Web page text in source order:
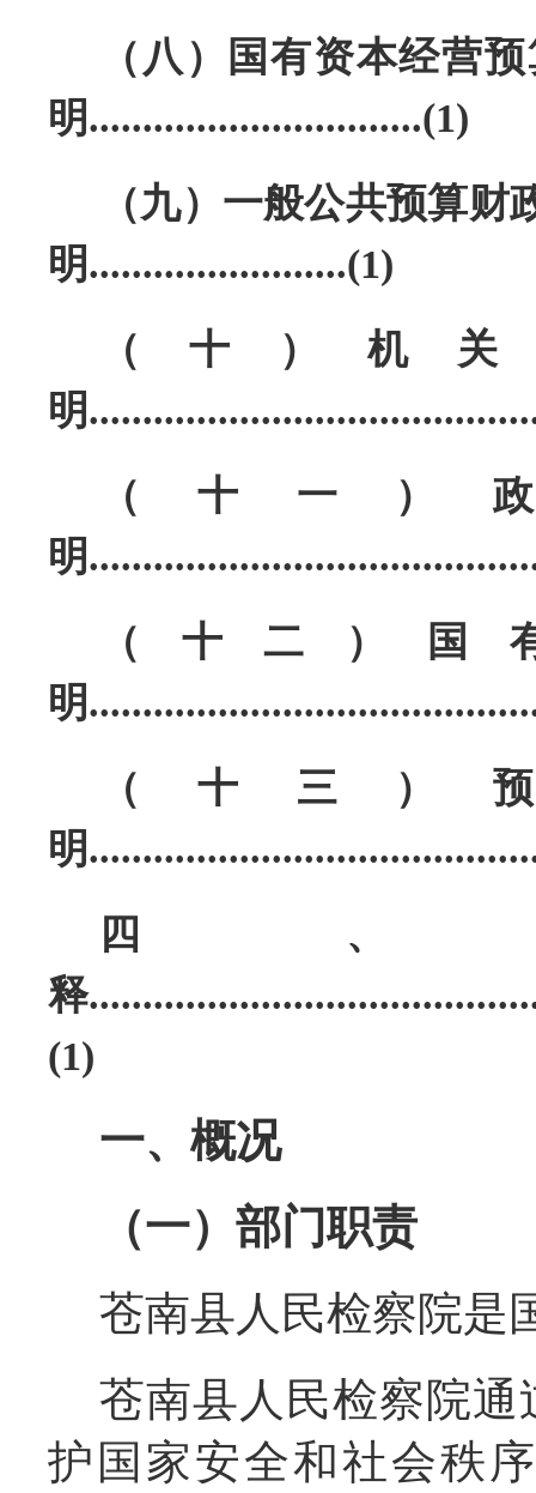
（八）国有资本经营
明...............................(1)
（九）一般公共预算
明........................(1)
（十）机
明
（十一）
明
（十二）国
明
（十三）
明
四、
释
(1)
一、概况
（一）部门职责
苍南县人民检察院是
苍南县人民检察院
护国家安全和社会秩